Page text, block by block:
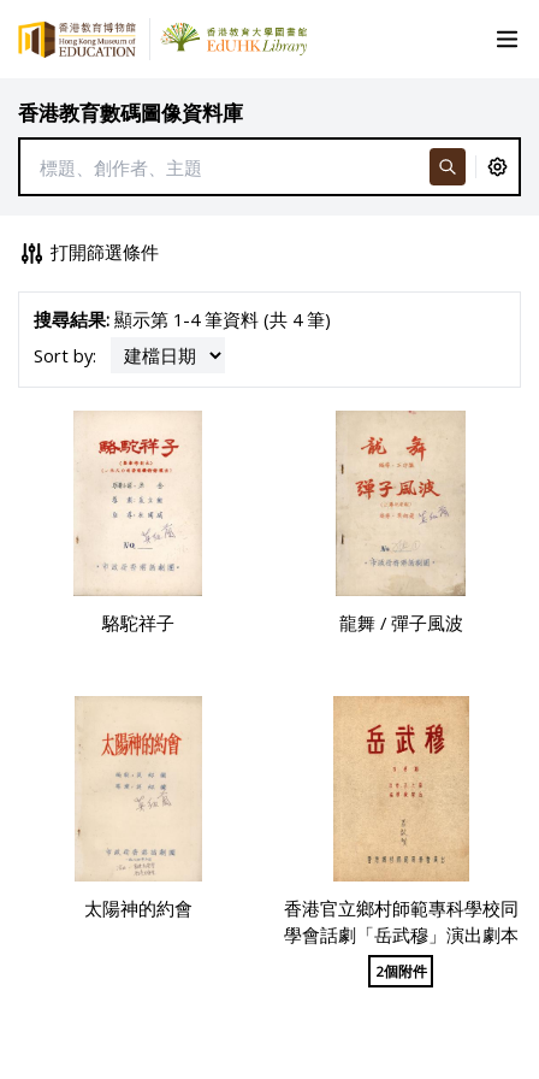
香港教育數碼圖像資料庫
打開篩選條件
搜尋結果:顯示第 1-4 筆資料 (共 4 筆)
Sort by:
駱駝祥子 龍舞 / 彈子風波
太陽神的約會
香港官立鄉村師範專科學校同
學會話劇「岳武穆」演出劇本
2個附件